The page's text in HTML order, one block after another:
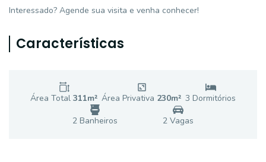
Interessado? Agende sua visita e venha conhecer!
Características
Área Total 311m² Área Privativa 230m² 3 Dormitórios
2Banheiros 2 Vagas